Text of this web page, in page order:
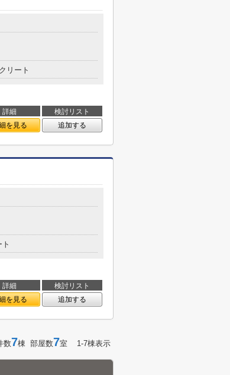
リート
詳細
検討リスト
を見る 追加する
詳細
検討リスト
を見る 追加する
数7棟 部屋数7室 1-7棟表示